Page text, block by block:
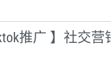
推广 】社交营